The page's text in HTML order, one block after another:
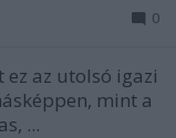
0
az utolsó igazi
mint a
...